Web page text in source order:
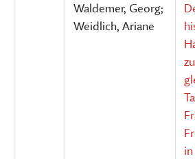
Waldemer, Georg;
Weidlich, Ariane